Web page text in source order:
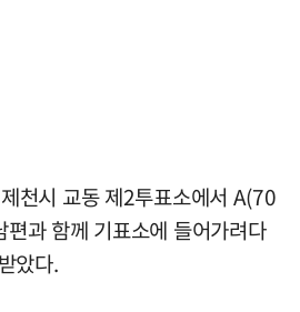
천시 교동 제2투표소에서 A(70
과 함께 기표소에 들어가려다
았다.